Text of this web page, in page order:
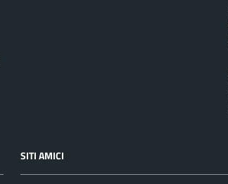
SITI AMICI